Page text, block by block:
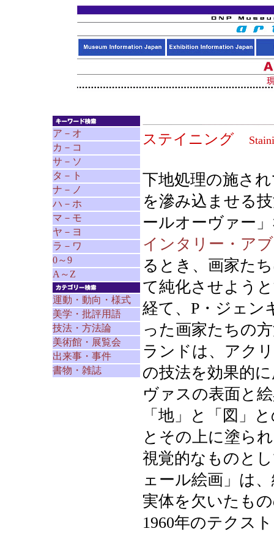
ア－オ
カ－コ
サ－ソ
タ－ト
ナ－ノ
ハ－ホ
マ－モ
ヤ－ヨ
ラ－ワ
0～9
A～Z
運動・動向・様式
美学・批評用語
技法・方法論
美術館・展覧会
出来事・事件
書物・雑誌
ステイニング
下地処理の施さ
を滲み込ませる
ールオーヴァー
インタリー・ア
るとき、画家た
て純化させよう
経て、P・ジェン
った画家たちの
ランドは、アク
の技法を効果的
ヴァスの表面と
「地」と「図」
とその上に塗ら
視覚的なものと
ェール絵画」は
実体を欠いたも
1960年のテクス